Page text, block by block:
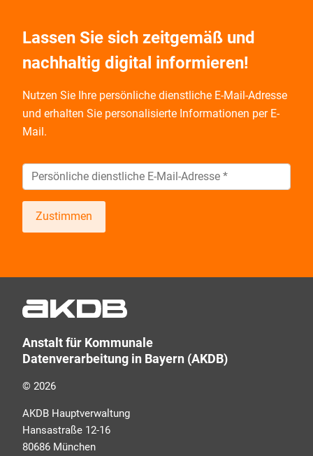
Lassen Sie sich zeitgemäß und
nachhaltig digital informieren!
Nutzen Sie Ihre persönliche dienstliche E-Mail-Adresse
und erhalten Sie personalisierte Informationen per E-
Mail.
Zustimmen
Umfragen in allen Produktbereichen des AKDB
selbstverständlich kostenlos. Aber auch schnell und
ressourcenschonend, eben ganz zeitgemäß digital.
Dafür benötigen wir Ihre Einwilligung, die Sie jederzeit
Anstalt für Kommunale
Datenverarbeitung in Bayern (AKDB)
© 2026
AKDB Hauptverwaltung
Hansastraße 12-16
80686 München